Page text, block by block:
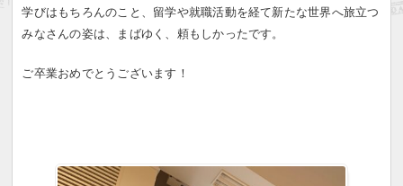
学びはもちろんのこと、留学や就職活動を経て新たな世界へ旅立つ
みなさんの姿は、まばゆく、頼もしかったです。
ご卒業おめでとうございます！